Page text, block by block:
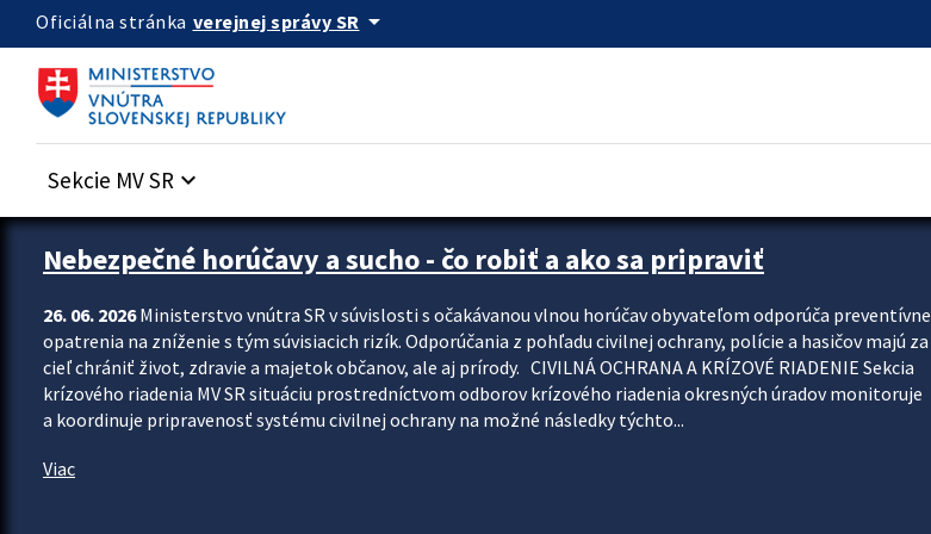
Preskocit na hlavný obsah
Oficiálna stránka verejnej správy SR arrow_drop_down
Sekcie MV SR keyboard_arrow_down
Zastavit automatický posun upútavok
Nebezpečné horúčavy a sucho - čo robiť a ako sa pripraviť
26. 06. 2026Ministerstvo vnútra SR v súvislosti s očakávanou vlnou horúčav obyvateľom odporúča preventívne
opatrenia na zníženie s tým súvisiacich rizík. Odporúčania z pohľadu civilnej ochrany, polície a hasičov majú za
cieľ chrániť život, zdravie a majetok občanov, ale aj prírody. CIVILNÁ OCHRANA A KRÍZOVÉ RIADENIE Sekcia
krízového riadenia MV SR situáciu prostredníctvom odborov krízového riadenia okresných úradov monitoruje
a koordinuje pripravenosť systému civilnej ochrany na možné následky týchto...
Viac